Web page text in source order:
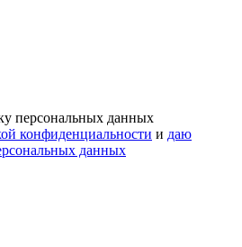
персональных данных
конфиденциальности и даю
данных